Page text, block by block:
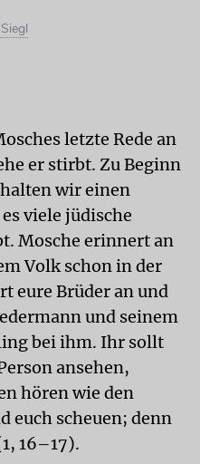
letzte Rede an
er stirbt. Zu Beginn
wir einen
viele jüdische
Mosche erinnert an
Volk schon in der
eure Brüder an und
und seinem
bei ihm. Ihr sollt
ansehen,
hören wie den
euch scheuen; denn
16–17).